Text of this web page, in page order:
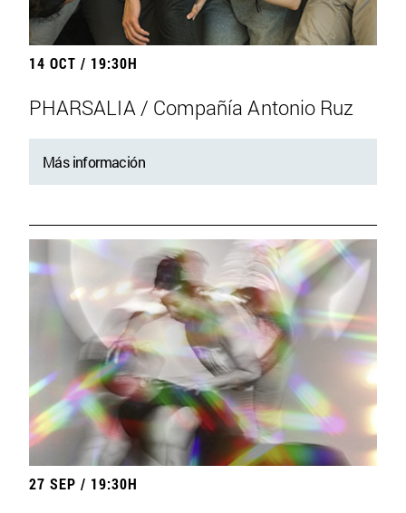
14 OCT / 19:30H
PHARSALIA / Compañía Antonio Ruz
Más información
27 SEP / 19:30H